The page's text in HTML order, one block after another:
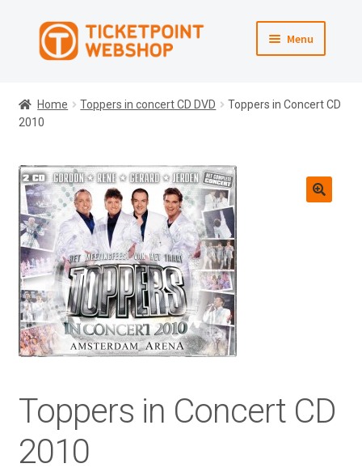
Ga
door
Ga
direct
inhoud
Menu
Winkelmand
Afrekenen
Naar Ticketpoint.nl
Home Toppers in concert CD DVD
Toppers in Concert CD
2010
Toppers in Concert CD
2010